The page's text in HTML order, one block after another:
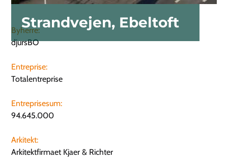
Strandvejen, Ebeltoft
Byherre:
djursBO
Entreprise:
Totalentreprise
Entreprisesum:
94.645.000
Arkitekt:
Arkitektfirmaet Kjaer & Richter